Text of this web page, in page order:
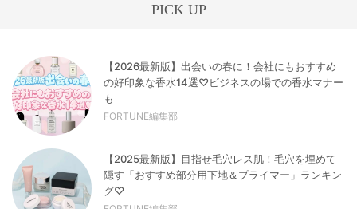
PICK UP
【2026最新版】出会いの春に！会社にもおすすめ
の好印象な香水14選♡ビジネスの場での香水マナー
も
FORTUNE編集部
【2025最新版】目指せ毛穴レス肌！毛穴を埋めて
隠す「おすすめ部分用下地＆プライマー」ランキン
グ♡